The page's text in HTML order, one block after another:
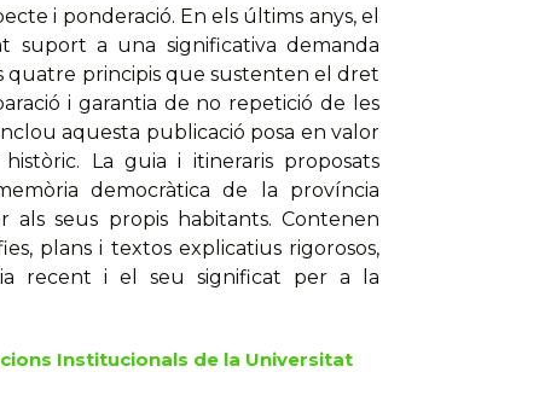
i ponderació. En els últims anys, el
suport a una significativa demanda
quatre principis que sustenten el dret
i garantia de no repetició de les
aquesta publicació posa en valor
La guia i itineraris proposats
democràtica de la província
als seus propis habitants. Contenen
plans i textos explicatius rigorosos,
recent i el seu significat per a la
Institucionals de la Universitat